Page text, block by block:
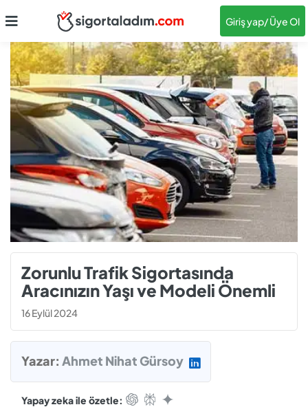
Giriş yap/ Üye Ol
Zorunlu Trafik Sigortasında
Aracınızın Yaşı ve Modeli Önemli
16 Eylül 2024
Yazar: Ahmet Nihat Gürsoy
Yapay zeka ile özetle: